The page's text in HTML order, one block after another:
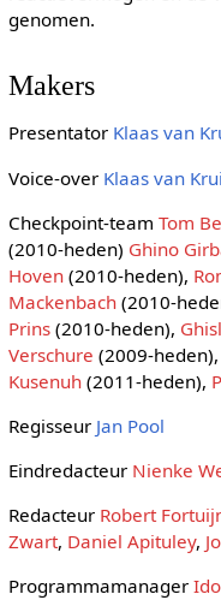
genomen.
Makers
Presentator Klaas van
Voice-over Klaas van
Checkpoint-team Tom
(2010-heden) Ghino
Hoven(2010-heden),
Mackenbach(2010-
Prins(2010-heden),
Verschure (2009-heden),
Kusenuh(2011-heden),
Regisseur Jan Pool
Eindredacteur Nienke
Redacteur Robert
Zwart, Daniel Apituley,
Programmamanager